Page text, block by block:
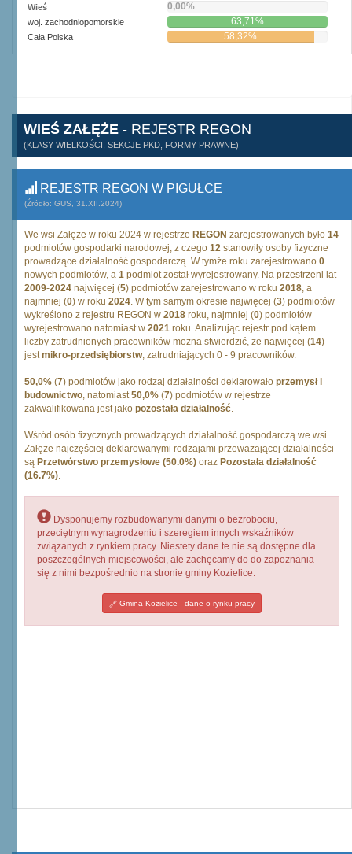
Wieś 0,00%
woj. zachodniopomorskie 63,71%
Cała Polska 58,32%
WIEŚ ZAŁĘŻE - REJESTR REGON
(KLASY WIELKOŚCI, SEKCJE PKD, FORMY PRAWNE)
REJESTR REGON W PIGUŁCE
(Źródło: GUS, 31.XII.2024)
We wsi Załęże w roku 2024 w rejestrze REGON zarejestrowanych było 14
podmiotów gospodarki narodowej, z czego 12 stanowiły osoby fizyczne
prowadzące działalność gospodarczą. W tymże roku zarejestrowano 0
nowych podmiotów, a 1 podmiot został wyrejestrowany. Na przestrzeni lat
2009-2024 najwięcej (5) podmiotów zarejestrowano w roku 2018, a
najmniej (0) w roku 2024. W tym samym okresie najwięcej (3) podmiotów
wykreślono z rejestru REGON w 2018 roku, najmniej (0) podmiotów
wyrejestrowano natomiast w 2021 roku. Analizując rejestr pod kątem
liczby zatrudnionych pracowników można stwierdzić, że najwięcej (14)
jestmikro-przedsiębiorstw, zatrudniających 0 - 9 pracowników.
50,0% (7) podmiotów jako rodzaj działalności deklarowało przemysł i
budownictwo, natomiast50,0% (7) podmiotów w rejestrze
zakwalifikowana jest jako pozostała działalność.
Wśród osób fizycznych prowadzących działalność gospodarczą we wsi
Załęże najczęściej deklarowanymi rodzajami przeważającej działalności
są Przetwórstwo przemysłowe (50.0%) oraz Pozostała działalność
(16.7%).
Dysponujemy rozbudowanymi danymi o bezrobociu,
przeciętnym wynagrodzeniu i szeregiem innych wskaźników
związanych z rynkiem pracy. Niestety dane te nie są dostępne dla
poszczególnych miejscowości, ale zachęcamy do do zapoznania
się z nimi bezpośrednio na stronie gminy Kozielice.
Gmina Kozielice - dane o rynku pracy